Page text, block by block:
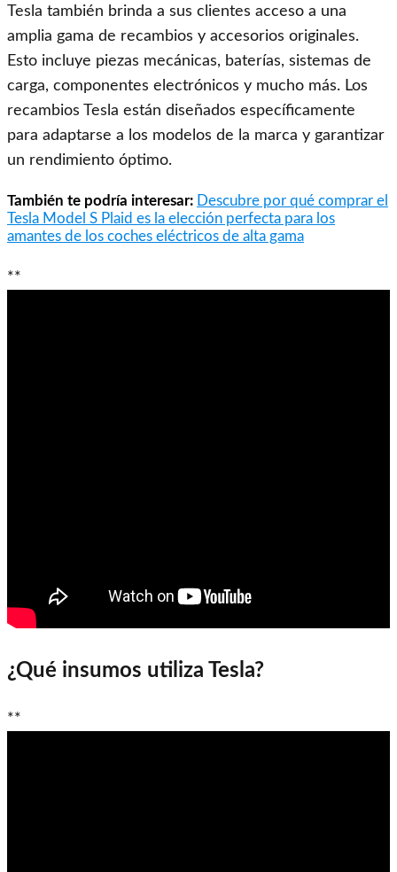
Tesla también brinda a sus clientes acceso a una
amplia gama de recambios y accesorios originales.
Esto incluye piezas mecánicas, baterías, sistemas de
carga, componentes electrónicos y mucho más. Los
recambios Tesla están diseñados específicamente
para adaptarse a los modelos de la marca y garantizar
un rendimiento óptimo.
También te podría interesar: Descubre por qué comprar el
Tesla Model S Plaid es la elección perfecta para los
amantes de los coches eléctricos de alta gama
**
¿Qué insumos utiliza Tesla?
**